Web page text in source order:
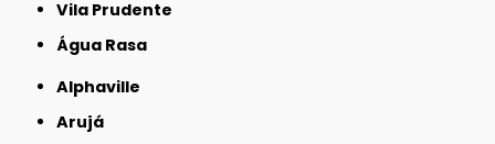
Vila Prudente
Água Rasa
Alphaville
Arujá